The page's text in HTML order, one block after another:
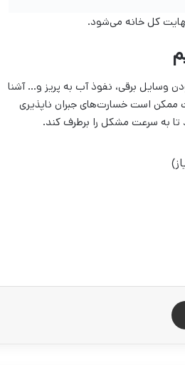
کل خانه می‌شود.
بودن وسایل برقی، نفوذ آب به پریز و… آشنا
ممکن است خسارت‌های جبران ناپذیری
به سرعت مشکل را برطرف کند.